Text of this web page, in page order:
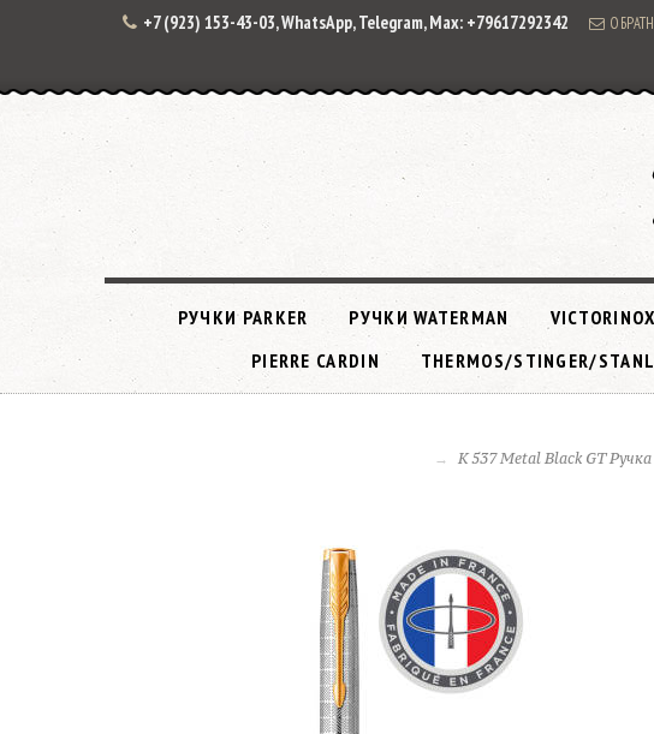
+7 (923) 153-43-03, WhatsApp, Telegram, Max: +79617292342
РУЧКИ PARKER РУЧКИ WATERMAN VICTORINOX
PIERRE CARDIN
THERMOS/STINGER/
K 537 Metal Black GT